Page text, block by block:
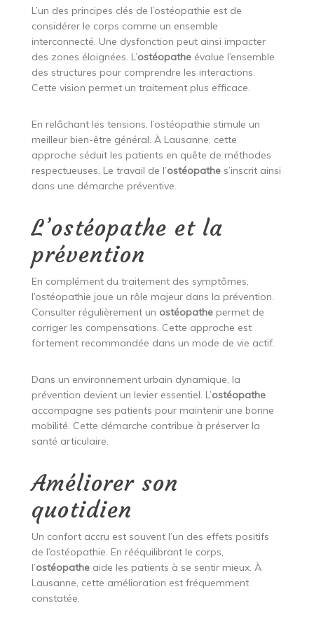
L’un des principes clés de l’ostéopathie est de
considérer le corps comme un ensemble
interconnecté. Une dysfonction peut ainsi impacter
des zones éloignées. L’ostéopatheévalue l’ensemble
des structures pour comprendre les interactions.
Cette vision permet un traitement plus efficace.
En relâchant les tensions, l’ostéopathie stimule un
meilleur bien-être général. À Lausanne, cette
approche séduit les patients en quête de méthodes
respectueuses. Le travail de l’ostéopathes’inscrit ainsi
dans une démarche préventive.
L’ostéopathe et la
prévention
En complément du traitement des symptômes,
l’ostéopathie joue un rôle majeur dans la prévention.
Consulter régulièrement un ostéopathepermet de
corriger les compensations. Cette approche est
fortement recommandée dans un mode de vie actif.
Dans un environnement urbain dynamique, la
prévention devient un levier essentiel. L’ostéopathe
accompagne ses patients pour maintenir une bonne
mobilité. Cette démarche contribue à préserver la
santé articulaire.
Améliorer son
quotidien
Un confort accru est souvent l’un des effets positifs
de l’ostéopathie. En rééquilibrant le corps,
l’ostéopatheaide les patients à se sentir mieux. À
Lausanne, cette amélioration est fréquemment
constatée.